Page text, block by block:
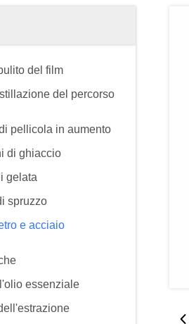
del film
del percorso
pellicola in aumento
di ghiaccio
gelata
spruzzo
e acciaio
essenziale